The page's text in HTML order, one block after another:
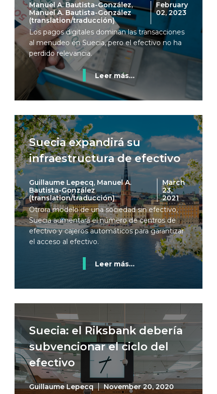
Manuel A. Bautista-González,
Manuel A. Bautista-González
(translation/traducción)
February
02, 2023
Los pagos digitales dominan las transacciones
al menudeo en Suecia, pero el efectivo no ha
perdido relevancia.
Leer más...
Suecia expandirá su
infraestructura de efectivo
Guillaume Lepecq, Manuel A.
Bautista-González
(translation/traducción)
March
23,
2021
Otrora modelo de una sociedad sin efectivo,
Suecia aumentará el número de centros de
efectivo y cajeros automáticos para garantizar
el acceso al efectivo.
Leer más...
Suecia: el Riksbank debería
subvencionar el ciclo del
efectivo
Guillaume Lepecq
November 20, 2020